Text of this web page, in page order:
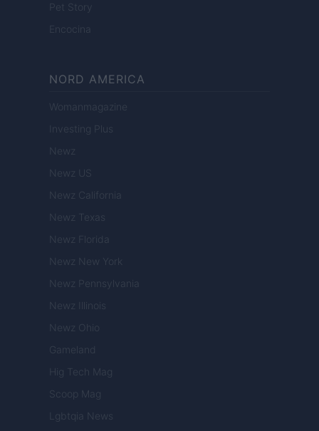
Pet Story
Encocina
NORD AMERICA
Womanmagazine
Investing Plus
Newz
Newz US
Newz California
Newz Texas
Newz Florida
Newz New York
Newz Pennsylvania
Newz Illinois
Newz Ohio
Gameland
Hig Tech Mag
Scoop Mag
Lgbtqia News